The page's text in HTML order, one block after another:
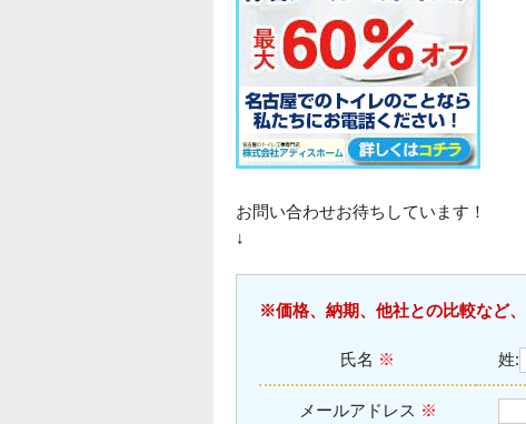
お問い合わせお待ちしています！
↓
※価格、納期、他社との比較など
氏名 ※ 姓:
メールアドレス ※